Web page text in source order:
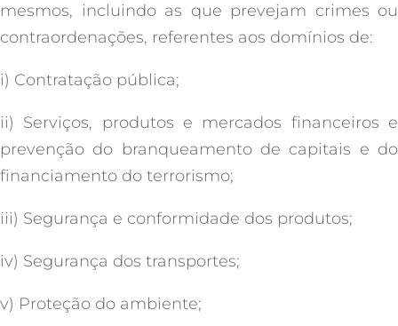
mesmos, incluindo as que prevejam crimes ou
contraordenações, referentes aos domínios de:
i) Contratação pública;
ii) Serviços, produtos e mercados financeiros e
prevenção do branqueamento de capitais e do
financiamento do terrorismo;
iii) Segurança e conformidade dos produtos;
iv) Segurança dos transportes;
v) Proteção do ambiente;